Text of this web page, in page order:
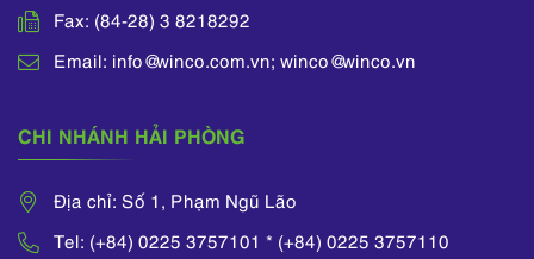
mực Báo cáo Tài
Fax: (84-28) 3 8218292
Email: info@winco.com.vn; winco@winco.vn
CHI NHÁNH HẢI PHÒNG
Địa chỉ: Số 1, Phạm Ngũ Lão
Tel: (+84) 0225 3757101 * (+84) 0225 3757110